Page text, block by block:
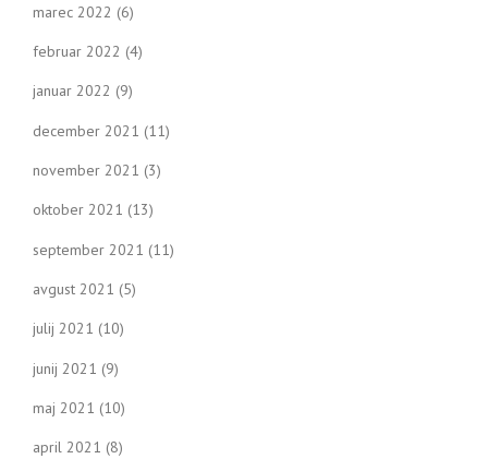
marec 2022 (6)
februar 2022 (4)
januar 2022 (9)
december 2021 (11)
november 2021 (3)
oktober 2021 (13)
september 2021 (11)
avgust 2021 (5)
julij 2021 (10)
junij 2021 (9)
maj 2021 (10)
april 2021 (8)